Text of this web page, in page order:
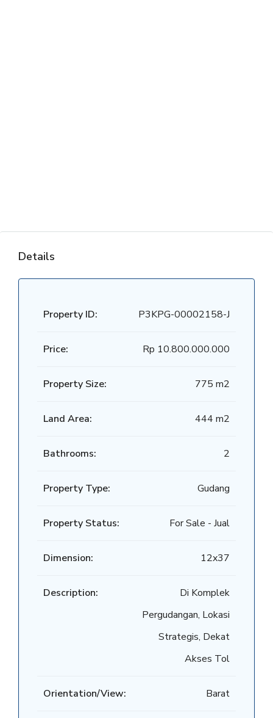
Details
Property ID: P3KPG-00002158-J
Price: Rp 10.800.000.000
Property Size: 775 m2
Land Area: 444 m2
Bathrooms: 2
Property Type: Gudang
Property Status: For Sale - Jual
Dimension: 12x37
Description:
Di Komplek
Pergudangan, Lokasi
Strategis, Dekat
Akses Tol
Orientation/View: Barat